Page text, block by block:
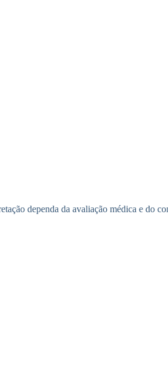
dependa da avaliação médica e do